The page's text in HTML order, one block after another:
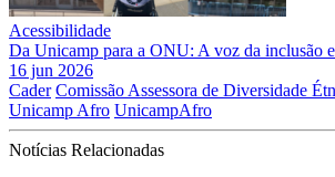
Acessibilidade
Da Unicamp para a ONU: A voz da inclusão
16 jun 2026
Cader Comissão Assessora de Diversidade
Unicamp Afro UnicampAfro
Notícias Relacionadas